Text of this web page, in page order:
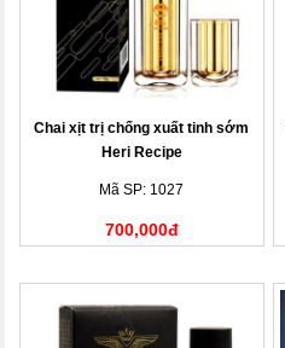
Chai xịt trị chống xuất tinh sớm
Heri Recipe
Mã SP: 1027
700,000đ